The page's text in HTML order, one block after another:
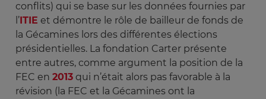
conflits) qui se base sur les données fournies par
l’ITIE et démontre le rôle de bailleur de fonds de
la Gécamines lors des différentes élections
présidentielles. La fondation Carter présente
entre autres, comme argument la position de la
FEC en 2013 qui n’était alors pas favorable à la
révision (la FEC et la Gécamines ont la